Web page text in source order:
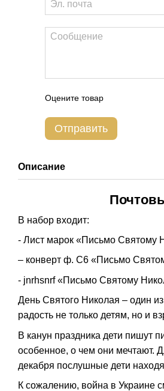
Оцените товар
Отправить
Описание
В набор входит:
- Лист марок «Письмо Святому
– конверт ф. С6 «Письмо
- jnrhsnrf «Письмо Святому
День Святого Николая – один
радость не только детям, но и
В канун праздника дети пишут
особенное, о чем они мечтают.
декабря послушные дети
К сожалению, война в Украине